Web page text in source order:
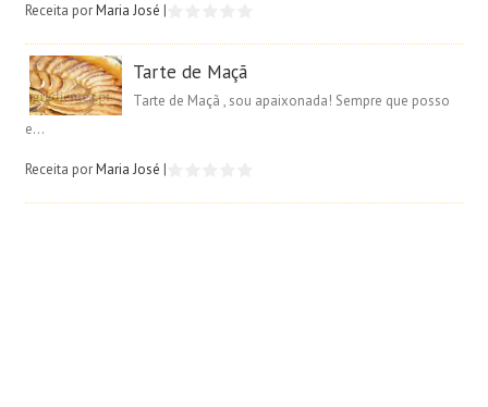
Receita porMaria José |
Tarte de Maçã
Tarte de Maçã , sou apaixonada! Sempre que posso
e...
Receita porMaria José |